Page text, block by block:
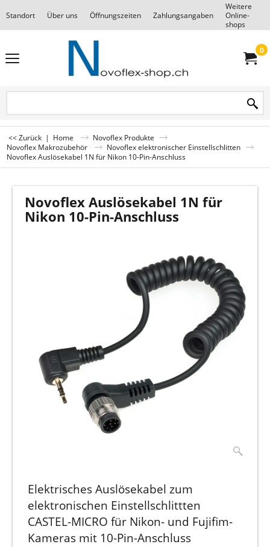
Standort Über uns Öffnungszeiten Zahlungsangaben
Weitere
Online-
shops
0
<< Zurück | Home
Novoflex Produkte
Novoflex Makrozubehör
Novoflex elektronischer Einstellschlitten
Novoflex Auslösekabel 1N für Nikon 10-Pin-Anschluss
Novoflex Auslösekabel 1N für
Nikon 10-Pin-Anschluss
Elektrisches Auslösekabel zum
elektronischen Einstellschlittten
CASTEL-MICRO für Nikon- und Fujifim-
Kameras mit 10-Pin-Anschluss